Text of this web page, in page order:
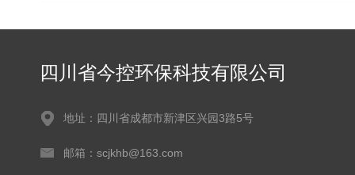
四川省今控环保科技有限公司
地址：四川省成都市新津区兴园3路5号
邮箱：scjkhb@163.com